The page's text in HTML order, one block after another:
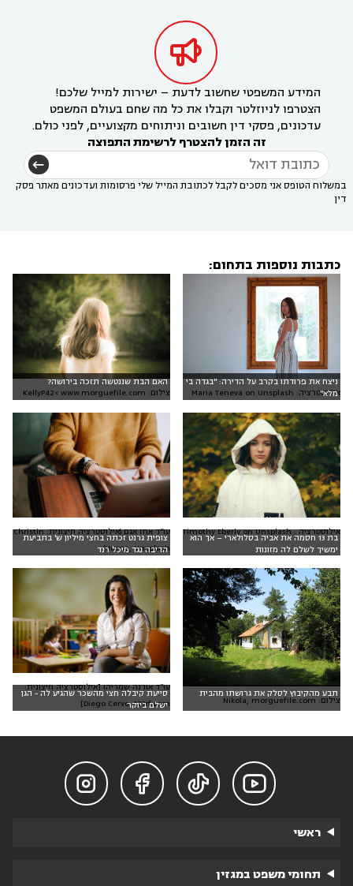

המידע המשפטי שחשוב לדעת – ישירות למייל שלכם!
הצטרפו לניוזלטר וקבלו את כל מה שחם בעולם המשפט
עדכונים, פסקי דין חשובים וניתוחים מקצועיים, לפני כולם.
זה הזמן להצטרף לרשימת התפוצה
במשלוח הטופס אני מסכים לקבל לכתובת המייל שלי פרסומות ועדכונים מאתר פסק
דין
כתבות נוספות בתחום:
ניצח את פרודתו בקרב על הדירה: "בגדה בי
מלא"
אילוסטרציה: Maria Teneva on Unsplash
האם הבת שננטשה תזכה בירושה?
צילום: KellyP42< www.morguefile.com
בת 13 חסמה את אביה בסלולארי – אך הוא
ימשיך לשלם לה מזונות
אילוסטרציה : Timothy Eberly on Unsplash
צופית גרנט זכתה בחצי מיליון ש' בתביעת
הדיבה נגד מיכל רנד
עו״ד אחז אגם (אילוסטרציה חיצונית: Christin
Hume, Unsplash)
תבע מהקיבוץ לסלק את גרושתו מהבית
צילום: Nikola, morguefile.com
סייעת קיבלה חצי מהשכר שהגיע לה - הגן
ישלם ביוקר
עו"ד אורנה שמריהו [אילוסטרציה חיצונית:
Diego Cervo, 123rf.com]




ראשי
תחומי משפט במגזין